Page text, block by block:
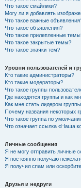
Что такое смайлики?
Могу ли я добавлять
Что такое важные
Что такое объявления?
Что такое прилепленные
Что такое закрытые темы?
Что такое значки тем?
Уровни пользователей и
Кто такие администраторы?
Кто такие модераторы?
Что такое группы
Где находятся группы и как
Как мне стать лидером
Почему названия некоторых
Что такое группа по
Что означает ссылка «Наша
Личные сообщения
Я не могу отправить личные
Я постоянно получаю
Я получил спам или
Друзья и недруги